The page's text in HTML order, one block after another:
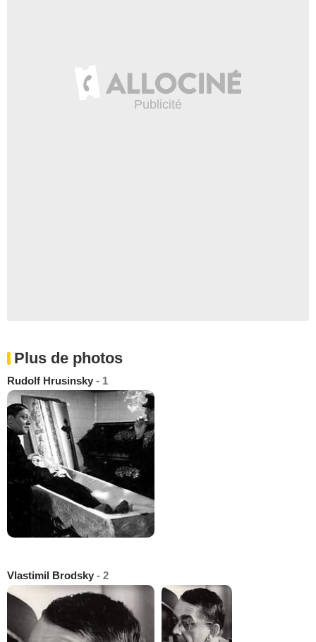
Plus de photos
Rudolf Hrusinsky - 1
Vlastimil Brodsky - 2